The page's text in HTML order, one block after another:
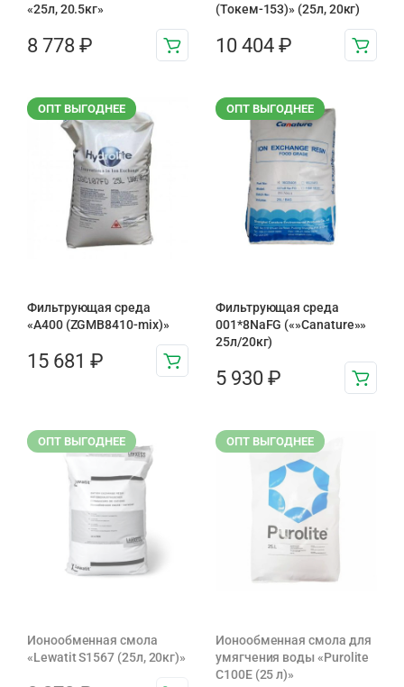
«25л, 20.5кг»
8 778 ₽
(Токем-153)» (25л, 20кг)
10 404 ₽
ОПТ ВЫГОДНЕЕ
Фильтрующая среда
«A400 (ZGMB8410-mix)»
15 681 ₽
ОПТ ВЫГОДНЕЕ
Фильтрующая среда
001*8NaFG («»Canature»»
25л/20кг)
5 930 ₽
ОПТ ВЫГОДНЕЕ
Ионообменная смола
«Lewatit S1567 (25л, 20кг)»
ОПТ ВЫГОДНЕЕ
Ионообменная смола для
умягчения воды «Purolite
C100E (25 л)»